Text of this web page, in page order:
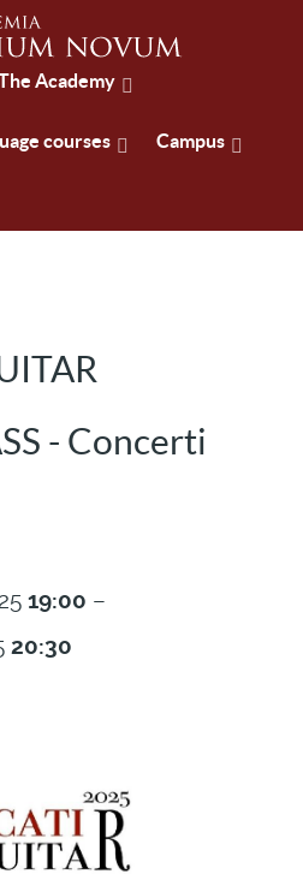
Academy
courses Campus
- Concerti
19:00 –
20:30